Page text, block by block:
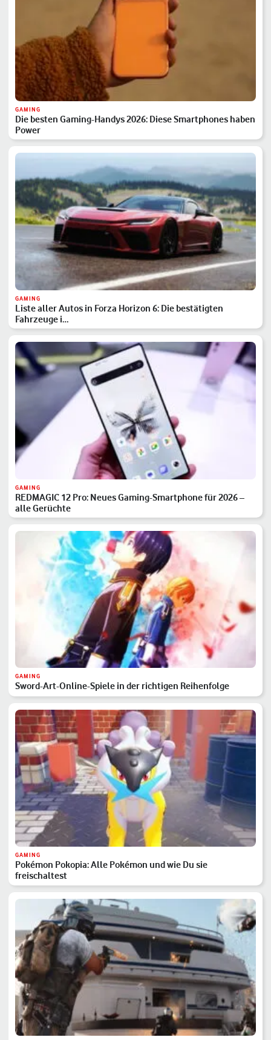
GAMING
Die besten Gaming-Handys 2026: Diese Smartphones haben
Power
GAMING
Liste aller Autos in Forza Horizon 6: Die bestätigten
Fahrzeuge i…
GAMING
REDMAGIC 12 Pro: Neues Gaming-Smartphone für 2026 –
alle Gerüchte
GAMING
Sword-Art-Online-Spiele in der richtigen Reihenfolge
GAMING
Pokémon Pokopia: Alle Pokémon und wie Du sie
freischaltest